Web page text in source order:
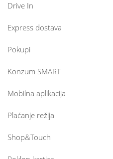
Drive In
Express dostava
Pokupi
Konzum SMART
Mobilna aplikacija
Plaćanje režija
Shop&Touch